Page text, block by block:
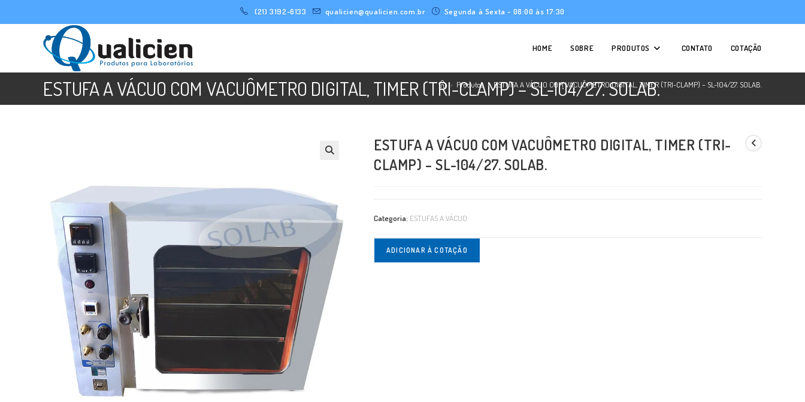
para
(21) 3192-6133 qualicien@qualicien.com.br Segunda à Sexta - 08:00 às 17:30
HOME SOBRE PRODUTOS CONTATO COTAÇÃO
ESTUFA A VÁCUO COM VACUÔMETRO DIGITAL, TIMER (TRI-CLAMP) – SL-104/27. SOLAB.
> Produtos > ESTUFA A VÁCUO COM VACUÔMETRO DIGITAL, TIMER (TRI-CLAMP) – SL-104/27. SOLAB.
ESTUFA A VÁCUO COM VACUÔMETRO DIGITAL, TIMER (TRI-
CLAMP) – SL-104/27. SOLAB.
Categoria: ESTUFAS A VÁCUO
ADICIONAR À COTAÇÃO